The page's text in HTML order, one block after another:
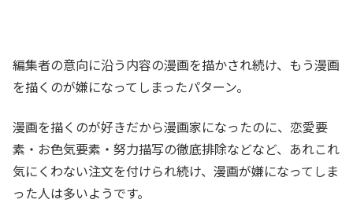
編集者の意向に沿う内容の漫画を描かされ続け、もう漫画
を描くのが嫌になってしまったパターン。
漫画を描くのが好きだから漫画家になったのに、恋愛要
素・お色気要素・努力描写の徹底排除などなど、あれこれ
気にくわない注文を付けられ続け、漫画が嫌になってしま
った人は多いようです。